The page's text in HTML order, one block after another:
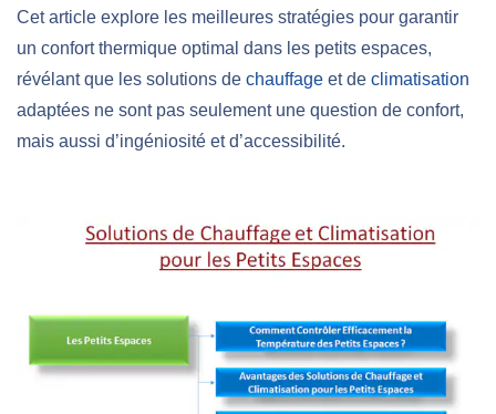
Cet article explore les meilleures stratégies pour garantir
un confort thermique optimal dans les petits espaces,
révélant que les solutions de chauffage et de climatisation
adaptées ne sont pas seulement une question de confort,
mais aussi d’ingéniosité et d’accessibilité.